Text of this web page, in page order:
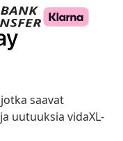
saavat
uutuuksia vidaXL-